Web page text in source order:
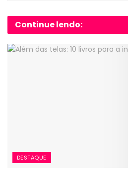
Continue lendo:
DESTAQUE